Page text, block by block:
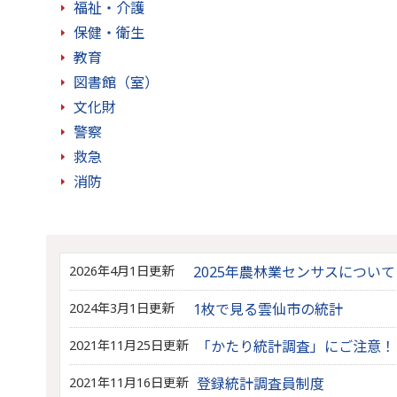
福祉・介護
保健・衛生
教育
図書館（室）
文化財
警察
救急
消防
2026年4月1日更新 2025年農林業センサスについて
2024年3月1日更新 1枚で見る雲仙市の統計
2021年11月25日更新 「かたり統計調査」にご注意
2021年11月16日更新 登録統計調査員制度